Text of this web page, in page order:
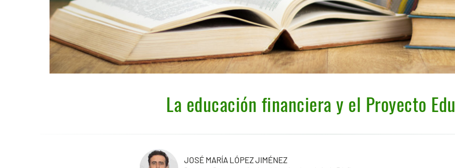
La educación financiera y el Proyecto
JOSÉ MARÍA LÓPEZ JIMÉNEZ